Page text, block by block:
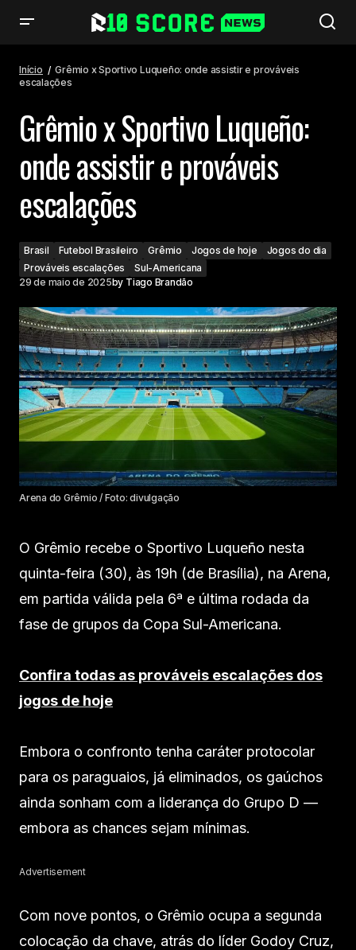
Início
Grêmio x Sportivo Luqueño: onde assistir e prováveis
escalações
Grêmio x Sportivo Luqueño:
onde assistir e prováveis
escalações
Brasil Futebol Brasileiro Grêmio Jogos de hoje
Jogos do dia
Prováveis escalações
Sul-Americana
29 de maio de 2025by Tiago Brandão
Arena do Grêmio / Foto: divulgação
O Grêmio recebe o Sportivo Luqueño nesta
quinta-feira (30), às 19h (de Brasília), na Arena,
em partida válida pela 6ª e última rodada da
fase de grupos da Copa Sul-Americana.
Confira todas as prováveis escalações dos
jogos de hoje
Embora o confronto tenha caráter protocolar
para os paraguaios, já eliminados, os gaúchos
ainda sonham com a liderança do Grupo D —
embora as chances sejam mínimas.
Advertisement
Com nove pontos, o Grêmio ocupa a segunda
colocação da chave, atrás do líder Godoy Cruz,